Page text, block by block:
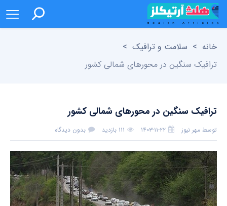
خانه > سلامت و ترافیک >
ترافیک سنگین در محورهای شمالی کشور
ترافیک سنگین در محورهای شمالی کشور
توسط مهر نیوز ۱۴۰۳-۱۱-۲۲ ۱۱۱ بازدید بدون دیدگاه